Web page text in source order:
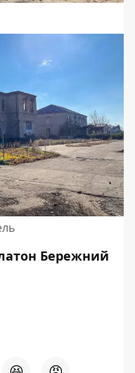
Бережний